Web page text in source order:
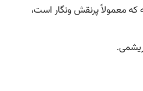
که معمولاً پرنقش ونگار است،